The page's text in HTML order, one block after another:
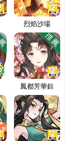
烈焰沙場
鳳都芳華錄